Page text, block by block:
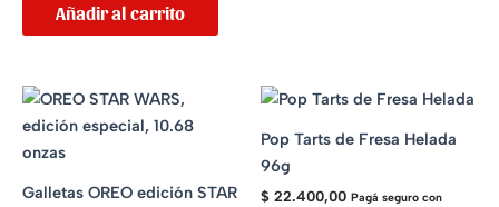
Añadir al carrito
Galletas OREO edición STAR
Pop Tarts de Fresa Helada
96g
$ 22.400,00 Pagá seguro con